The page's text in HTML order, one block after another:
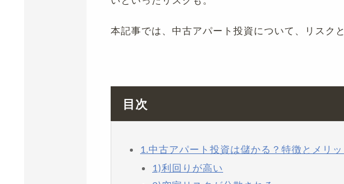
本記事では、中古アパート投資について、リスク
目次
1.中古アパート投資は儲かる？特徴とメリ
1)利回りが高い